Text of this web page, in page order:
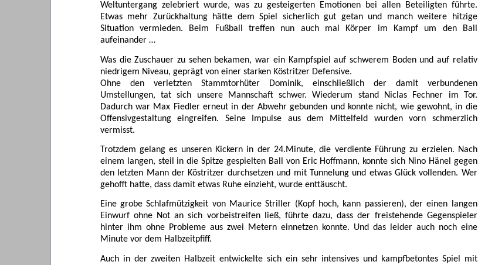
Weltuntergang zelebriert wurde, was zu gesteigerten Emotionen bei allen Beteiligten führte.
Etwas mehr Zurückhaltung hätte dem Spiel sicherlich gut getan und manch weitere hitzige
Situation vermieden. Beim Fußball treffen nun auch mal Körper im Kampf um den Ball
aufeinander …
Was die Zuschauer zu sehen bekamen, war ein Kampfspiel auf schwerem Boden und auf relativ
niedrigem Niveau, geprägt von einer starken Köstritzer Defensive.
Ohne den verletzten Stammtorhüter Dominik, einschließlich der damit verbundenen
Umstellungen, tat sich unsere Mannschaft schwer. Wiederum stand Niclas Fechner im Tor.
Dadurch war Max Fiedler erneut in der Abwehr gebunden und konnte nicht, wie gewohnt, in die
Offensivgestaltung eingreifen. Seine Impulse aus dem Mittelfeld wurden vorn schmerzlich
vermisst.
Trotzdem gelang es unseren Kickern in der 24.Minute, die verdiente Führung zu erzielen. Nach
einem langen, steil in die Spitze gespielten Ball von Eric Hoffmann, konnte sich Nino Hänel gegen
den letzten Mann der Köstritzer durchsetzen und mit Tunnelung und etwas Glück vollenden. Wer
gehofft hatte, dass damit etwas Ruhe einzieht, wurde enttäuscht.
Eine grobe Schlafmützigkeit von Maurice Striller (Kopf hoch, kann passieren), der einen langen
Einwurf ohne Not an sich vorbeistreifen ließ, führte dazu, dass der freistehende Gegenspieler
hinter ihm ohne Probleme aus zwei Metern einnetzen konnte. Und das leider auch noch eine
Minute vor dem Halbzeitpfiff.
Auch in der zweiten Halbzeit entwickelte sich ein sehr intensives und kampfbetontes Spiel mit